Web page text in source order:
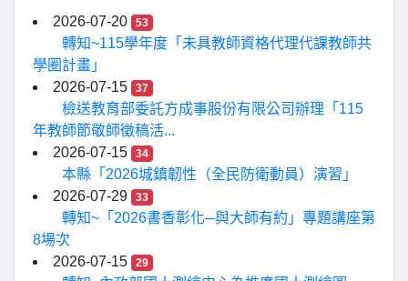
2026-07-20 53
轉知~115學年度「未具教師資格代理代課教師共
學圈計畫」
2026-07-15
37
檢送教育部委託方成事股份有限公司辦理「115
年教師節敬師徵稿活...
2026-07-15
34
本縣「2026城鎮韌性（全民防衛動員）演習」
2026-07-29
33
轉知~「2026書香彰化─與大師有約」專題講座第
8場次
2026-07-15
29